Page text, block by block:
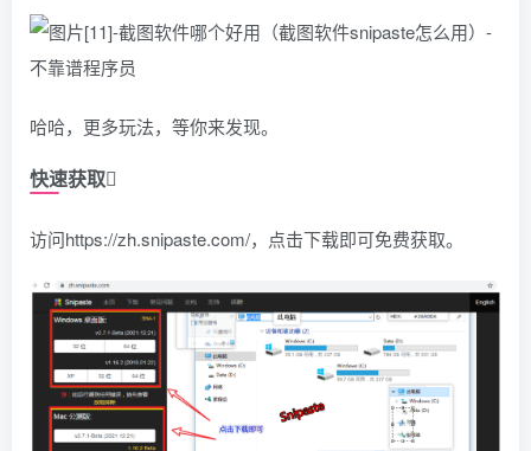
哈哈，更多玩法，等你来发现。
快速获取
访问https://zh.snipaste.com/，点击下载即可免费获取。